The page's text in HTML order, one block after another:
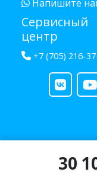
30
Напишите
Сервисный
центр
+7 (705) 216-
Copyright © 2013